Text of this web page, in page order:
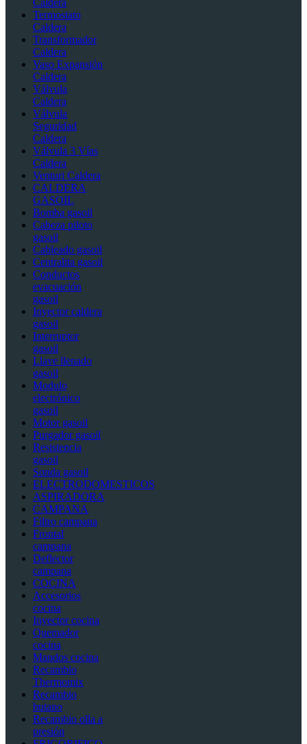
Caldera
Termostato
Caldera
Transformador
Caldera
Vaso Expansión
Caldera
Válvula
Caldera
Válvula
Seguridad
Caldera
Válvula 3 Vías
Caldera
Venturi Caldera
CALDERA
GASOIL
Bomba gasoil
Cabeza piloto
gasoil
Cableado gasoil
Centralita gasoil
Conductos
evacuación
gasoil
Inyector caldera
gasoil
Interruptor
gasoil
Llave llenado
gasoil
Modulo
electrónico
gasoil
Motor gasoil
Purgador gasoil
Resistencia
gasoil
Sonda gasoil
ELECTRODOMESTICOS
ASPIRADORA
CAMPANA
Filtro campana
Frontal
campana
Deflector
campana
COCINA
Accesorios
cocina
Inyector cocina
Quemador
cocina
Mandos cocina
Recambio
Thermomix
Recambio
butano
Recambio olla a
presión